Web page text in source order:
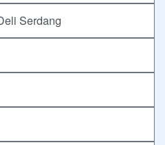
Serdang